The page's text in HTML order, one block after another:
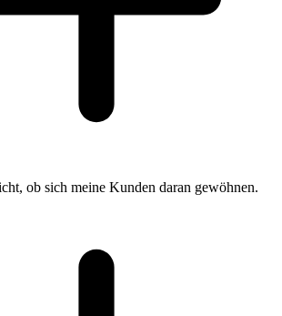
ob sich meine Kunden daran gewöhnen.